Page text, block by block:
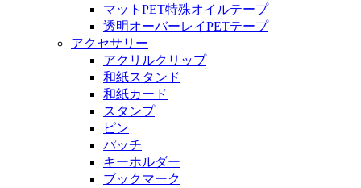
マットPET特殊オイルテープ
透明オーバーレイPETテープ
アクセサリー
アクリルクリップ
和紙スタンド
和紙カード
スタンプ
ピン
パッチ
キーホルダー
ブックマーク